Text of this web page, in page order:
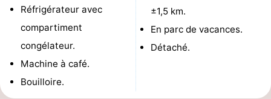
manger
Pratiques
Réfrigérateur avec
compartiment
congélateur.
Machine à café.
Bouilloire.
±1,5 km.
En parc de vacances.
Détaché.